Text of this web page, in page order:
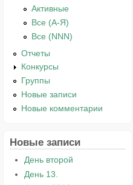
Активные
Все (А-Я)
Все (NNN)
Отчеты
Конкурсы
Группы
Новые записи
Новые комментарии
Новые записи
День второй
День 13.